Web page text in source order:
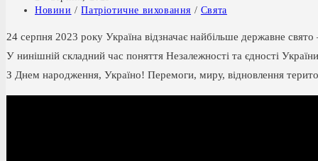
опубліковано:
Категорія
Новини / Патріотичне виховання / Свята
24 серпня 2023 року Україна відзначає найбільше державне
У нинішній складний час поняття Незалежності та єдності
З Днем народження, Україно! Перемоги, миру, відновлення